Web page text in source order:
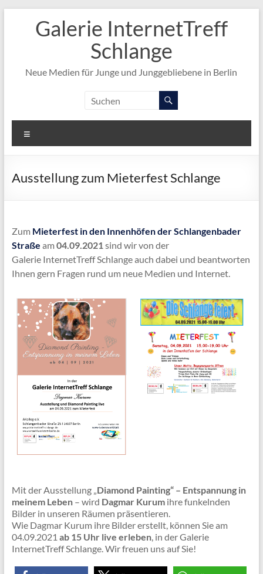
springenGalerie InternetTreff
Schlange
Neue Medien für Junge und Junggebliebene in Berlin
Ausstellung zum Mieterfest Schlange
Zum Mieterfest in den Innenhöfen der Schlangenbader
Straße am04.09.2021sind wir von der
Galerie InternetTreff Schlange auch dabei und beantworten
Ihnen gern Fragen rund um neue Medien und Internet.
Mit der Ausstellung „Diamond Painting“ – Entspannung in
meinem Leben– wird Dagmar Kurum ihre funkelnden
Bilder in unseren Räumen präsentieren.
Wie Dagmar Kurum ihre Bilder erstellt, können Sie am
04.09.2021 ab 15 Uhr live erleben, in der Galerie
InternetTreff Schlange. Wir freuen uns auf Sie!